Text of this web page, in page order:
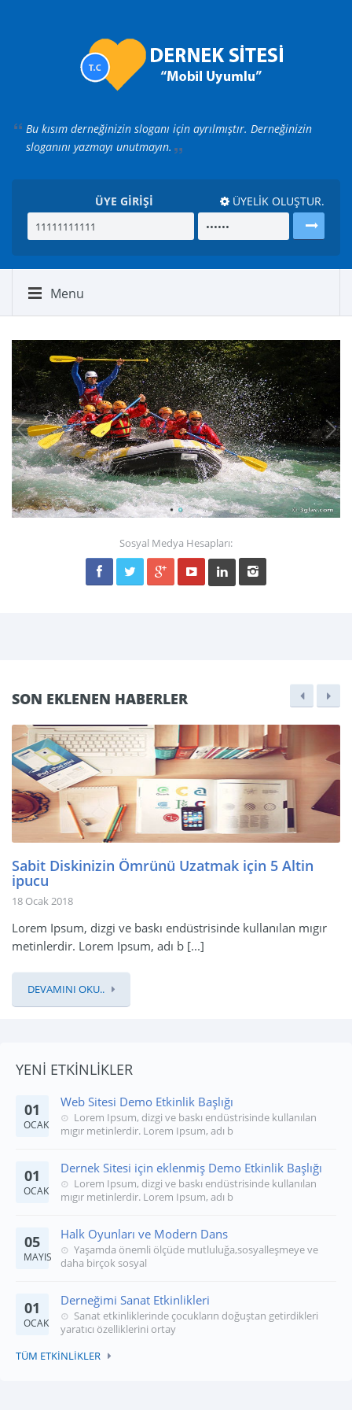
Bu kısım derneğinizin sloganı için ayrılmıştır. Derneğinizin
sloganını yazmayı unutmayın.
ÜYE GİRİŞİ ÜYELİK OLUŞTUR.
Menu
Sosyal Medya Hesapları:
SON EKLENEN HABERLER
Sabit Diskinizin Ömrünü Uzatmak için 5 Altin
ipucu
18 Ocak 2018
Lorem Ipsum, dizgi ve baskı endüstrisinde kullanılan mıgır
metinlerdir. Lorem Ipsum, adı b [...]
DEVAMINI OKU..
YENİ ETKİNLİKLER
01
OCAK
Web Sitesi Demo Etkinlik Başlığı
Lorem Ipsum, dizgi ve baskı endüstrisinde kullanılan
mıgır metinlerdir. Lorem Ipsum, adı b
01
OCAK
Dernek Sitesi için eklenmiş Demo Etkinlik Başlığı
Lorem Ipsum, dizgi ve baskı endüstrisinde kullanılan
mıgır metinlerdir. Lorem Ipsum, adı b
05
MAYIS
Halk Oyunları ve Modern Dans
Yaşamda önemli ölçüde mutluluğa,sosyalleşmeye ve
daha birçok sosyal
01
OCAK
Derneğimi Sanat Etkinlikleri
Sanat etkinliklerinde çocukların doğuştan getirdikleri
yaratıcı özelliklerini ortay
TÜM ETKİNLİKLER